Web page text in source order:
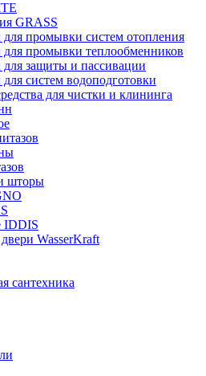
GRASS
для промывки систем отопления
для промывки теплообменников
для защиты и пассивации
для систем водоподготовки
для чистки и клининга
шторы
IDDIS
WasserKraft
сантехника